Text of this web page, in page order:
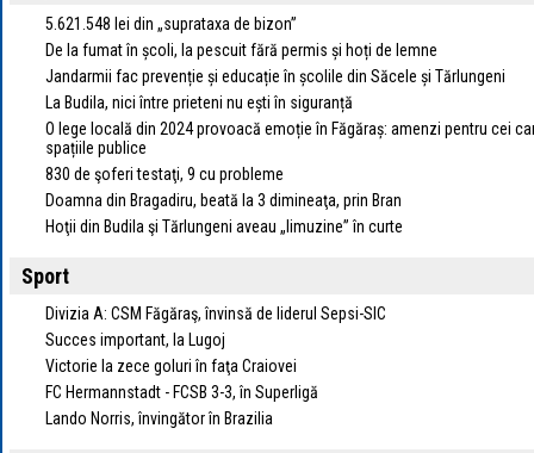
5.621.548 lei din „suprataxa de bizon”
De la fumat în școli, la pescuit fără permis și hoți de lemne
Jandarmii fac prevenție și educație în școlile din Săcele și Tărlungeni
La Budila, nici între prieteni nu ești în siguranță
O lege locală din 2024 provoacă emoție în Făgăraș: amenzi pentru cei
spațiile publice
830 de şoferi testaţi, 9 cu probleme
Doamna din Bragadiru, beată la 3 dimineaţa, prin Bran
Hoţii din Budila şi Tărlungeni aveau „limuzine” în curte
Sport
Divizia A: CSM Făgăraş, învinsă de liderul Sepsi-SIC
Succes important, la Lugoj
Victorie la zece goluri în faţa Craiovei
FC Hermannstadt - FCSB 3-3, în Superligă
Lando Norris, învingător în Brazilia